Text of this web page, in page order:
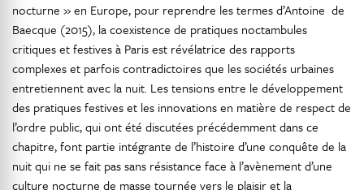
nocturne » en Europe, pour reprendre les termes d’Antoine de
Baecque (2015), la coexistence de pratiques noctambules
critiques et festives à Paris est révélatrice des rapports
complexes et parfois contradictoires que les sociétés urbaines
entretiennent avec la nuit. Les tensions entre le développement
des pratiques festives et les innovations en matière de respect de
l’ordre public, qui ont été discutées précédemment dans ce
chapitre, font partie intégrante de l’histoire d’une conquête de la
nuit qui ne se fait pas sans résistance face à l’avènement d’une
culture nocturne de masse tournée vers le plaisir et la